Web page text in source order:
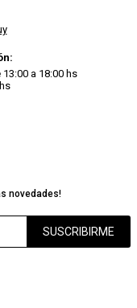
novedades!
SUSCRIBIRME
a 18:00 hs